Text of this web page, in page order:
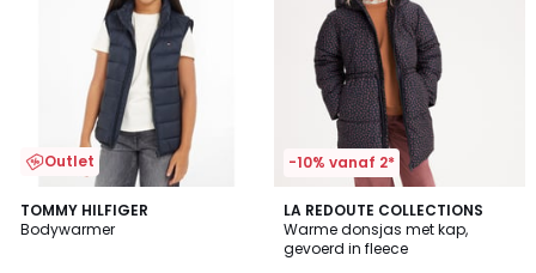
Outlet
TOMMY HILFIGER
Bodywarmer
-10% vanaf 2*
LA REDOUTE COLLECTIONS
Warme donsjas met kap,
gevoerd in fleece
4
/
5